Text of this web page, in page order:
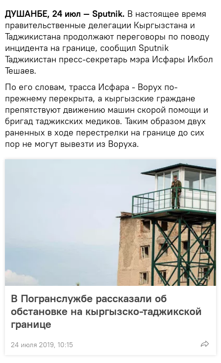
ДУШАНБЕ, 24 июл — Sputnik. В настоящее время
правительственные делегации Кыргызстана и
Таджикистана продолжают переговоры по поводу
инцидента на границе, сообщил Sputnik
Таджикистан пресс-секретарь мэра Исфары Икбол
Тешаев.
По его словам, трасса Исфара - Ворух по-
прежнему перекрыта, а кыргызские граждане
препятствуют движению машин скорой помощи и
бригад таджикских медиков. Таким образом двух
раненных в ходе перестрелки на границе до сих
пор не могут вывезти из Воруха.
В Погранслужбе рассказали об
обстановке на кыргызско-таджикской
границе
24 июля 2019, 10:15